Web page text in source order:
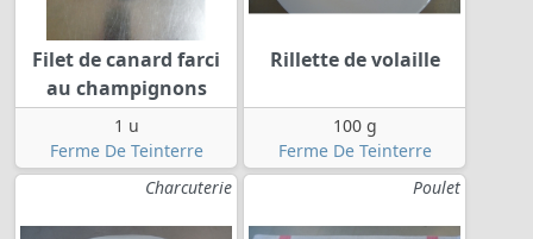
Filet de canard farci
au champignons
1 u
Ferme De Teinterre
Rillette de volaille
100 g
Ferme De Teinterre
Charcuterie
Poulet